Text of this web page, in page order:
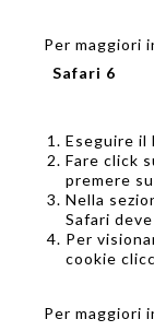
Per maggiori
Safari 6
Eseguire il
Fare click
premere su
Nella
Safari
Per
cookie
Per maggiori